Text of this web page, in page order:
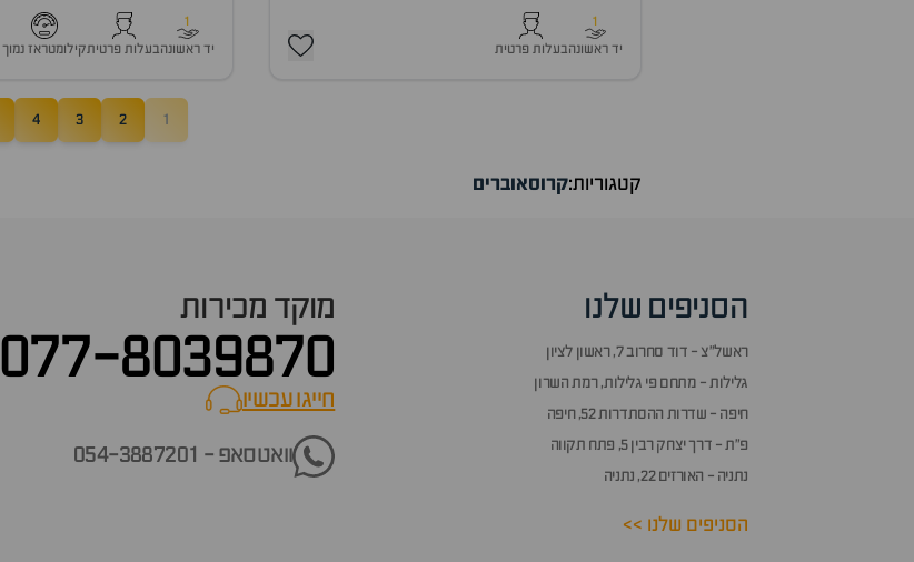
1
יד ראשונהבעלות פרטית
1
יד ראשונהבעלות פרטיתקילומטראז נמוך
1
2
3
4
קטגוריות:קרוסאוברים
הסניפים שלנו
ראשל״צ - דוד סחרוב 7, ראשון לציון
גלילות - מתחם פי גלילות, רמת השרון
חיפה - שדרות ההסתדרות 52, חיפה
פ״ת - דרך יצחק רבין 5, פתח תקווה
נתניה - האורזים 22, נתניה
הסניפים שלנו >>
מוקד מכירות
077-8039870
חייגו עכשיוcall now
וואטסאפ - 054-3887201